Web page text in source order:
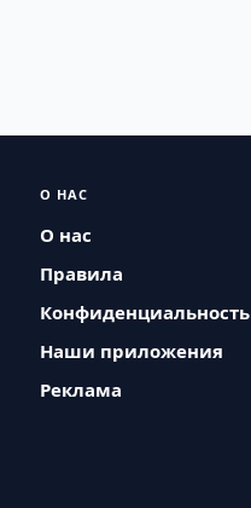
О НАС
О нас
Правила
Конфиденциальность
Наши приложения
Реклама